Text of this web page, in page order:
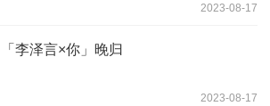
2023-08-17
「李泽言×你」晚归
2023-08-17